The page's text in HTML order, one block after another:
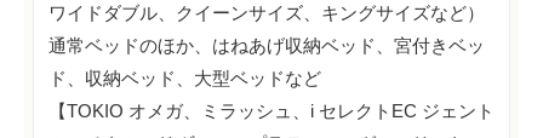
ワイドダブル、クイーンサイズ、キングサイズなど）
通常ベッドのほか、はねあげ収納ベッド、宮付きベッ
ド、収納ベッド、大型ベッドなど
【TOKIO オメガ、ミラッシュ、i セレクトEC ジェント